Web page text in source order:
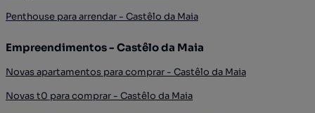
Penthouse para arrendar - Castêlo da Maia
Empreendimentos - Castêlo da Maia
Novas apartamentos para comprar - Castêlo da Maia
Novas t0 para comprar - Castêlo da Maia